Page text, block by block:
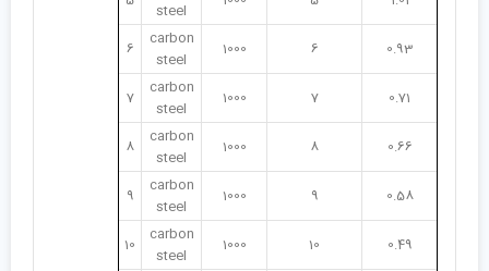
steel
0.93
6
1000
carbon
steel
6
0.71
7
1000
carbon
steel
7
0.66
8
1000
carbon
steel
8
0.58
9
1000
carbon
steel
9
0.49
10
1000
carbon
steel
10